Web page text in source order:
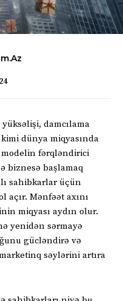
damcılama
dünya miqyasında
fərqləndirici
biznesə başlamaq
sahibkarlar üçün
açır. Mənfəət axını
miqyası aydın olur.
yenidən sərmayə
gücləndirə və
səylərini artıra